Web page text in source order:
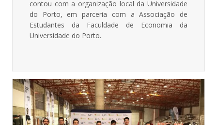
contou com a organização local da Universidade
do Porto, em parceria com a Associação de
Estudantes da Faculdade de Economia da
Universidade do Porto.